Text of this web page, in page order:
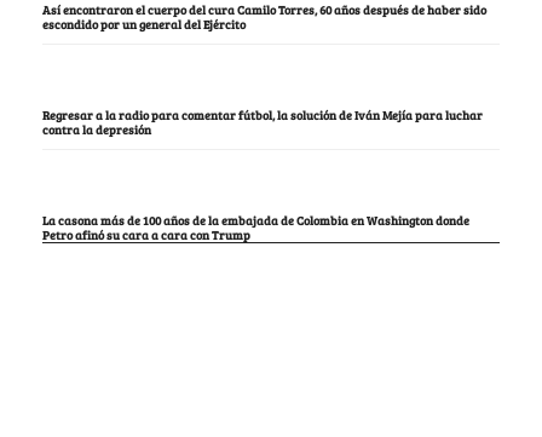
Así encontraron el cuerpo del cura Camilo Torres, 60 años después de haber sido
escondido por un general del Ejército
Regresar a la radio para comentar fútbol, la solución de Iván Mejía para luchar
contra la depresión
La casona más de 100 años de la embajada de Colombia en Washington donde
Petro afinó su cara a cara con Trump